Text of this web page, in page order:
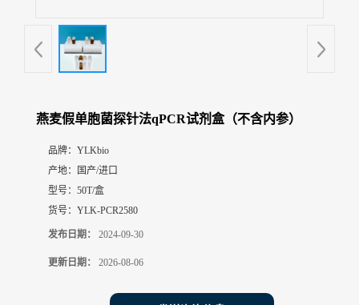
燕麦假单胞菌探针法qPCR试剂盒（不含内参）
品牌： YLKbio
产地：
国产/进口
型号： 50T/盒
货号： YLK-PCR2580
发布日期： 2024-09-30
更新日期： 2026-08-06